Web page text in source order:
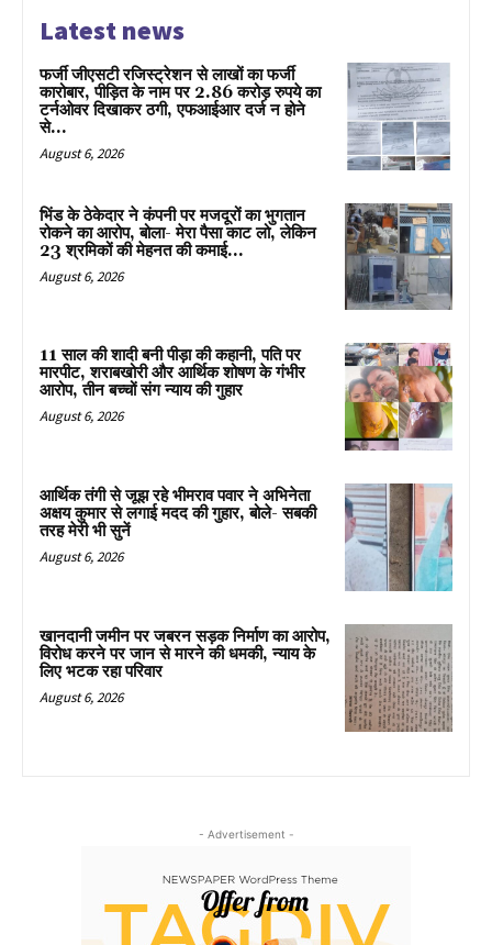
Latest news
फर्जी जीएसटी रजिस्ट्रेशन से लाखों का फर्जी
कारोबार, पीड़ित के नाम पर 2.86 करोड़ रुपये का
टर्नओवर दिखाकर ठगी, एफआईआर दर्ज न होने
से...
August 6, 2026
भिंड के ठेकेदार ने कंपनी पर मजदूरों का भुगतान
रोकने का आरोप, बोला- मेरा पैसा काट लो, लेकिन
23 श्रमिकों की मेहनत की कमाई...
August 6, 2026
11 साल की शादी बनी पीड़ा की कहानी, पति पर
मारपीट, शराबखोरी और आर्थिक शोषण के गंभीर
आरोप, तीन बच्चों संग न्याय की गुहार
August 6, 2026
आर्थिक तंगी से जूझ रहे भीमराव पवार ने अभिनेता
अक्षय कुमार से लगाई मदद की गुहार, बोले- सबकी
तरह मेरी भी सुनें
August 6, 2026
खानदानी जमीन पर जबरन सड़क निर्माण का आरोप,
विरोध करने पर जान से मारने की धमकी, न्याय के
लिए भटक रहा परिवार
August 6, 2026
- Advertisement -